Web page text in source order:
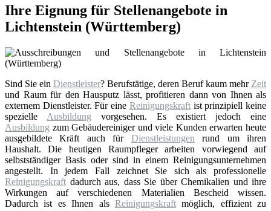
Ihre Eignung für Stellenangebote in
Lichtenstein (Württemberg)
Sind Sie ein Dienstleister? Berufstätige, deren Beruf kaum mehr Zeit
und Raum für den Hausputz lässt, profitieren dann von Ihnen als
externem Dienstleister. Für eine Reinigungskraftist prinzipiell keine
spezielle Ausbildung vorgesehen. Es existiert jedoch eine
Ausbildung zum Gebäudereiniger und viele Kunden erwarten heute
ausgebildete Kräft auch für Dienstleistungen rund um ihren
Haushalt. Die heutigen Raumpfleger arbeiten vorwiegend auf
selbstständiger Basis oder sind in einem Reinigungsunternehmen
angestellt. In jedem Fall zeichnet Sie sich als professionelle
Reinigungskraft dadurch aus, dass Sie über Chemikalien und ihre
Wirkungen auf verschiedenen Materialien Bescheid wissen.
Dadurch ist es Ihnen als Reinigungskraftmöglich, effizient zu